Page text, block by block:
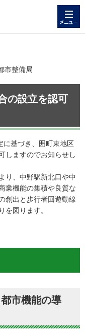
整備局
の設立を認可
に基づき、囲町東地区
しますのでお知らせし
り、中野駅新北口や中
業機能の集積や良質な
創出と歩行者回遊動線
を図ります。
市機能の導